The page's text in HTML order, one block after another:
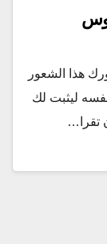
هذا الشعور
ليثبت لك
تقرا…